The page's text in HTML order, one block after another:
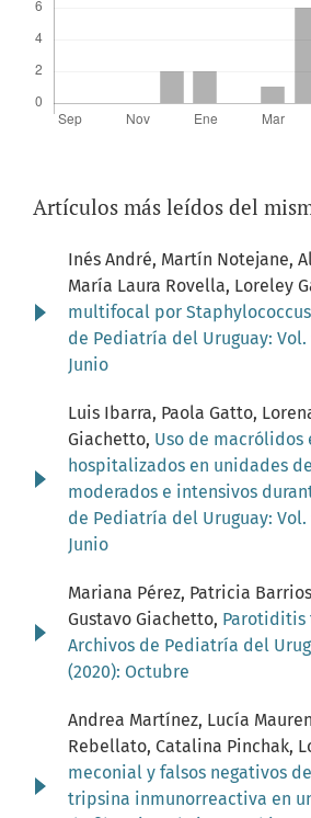
Artículos más leídos del
Inés André, Martín Notejane,
María Laura Rovella, Loreley
multifocal por
de Pediatría del Uruguay: Vol.
Junio
Luis Ibarra, Paola Gatto,
Giachetto, Uso de macrólidos
hospitalizados en unidades
moderados e intensivos
de Pediatría del Uruguay: Vol.
Junio
Mariana Pérez, Patricia
Gustavo Giachetto, Parotiditis
Archivos de Pediatría del
(2020): Octubre
Andrea Martínez, Lucía
Rebellato, Catalina Pinchak,
meconial y falsos negativos
tripsina inmunorreactiva en